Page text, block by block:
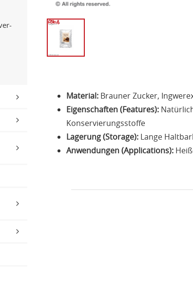
Material: Brauner Zucker,
Eigenschaften (Features):
Konservierungsstoffe
Lagerung (Storage): Lange
Anwendungen (Applications):